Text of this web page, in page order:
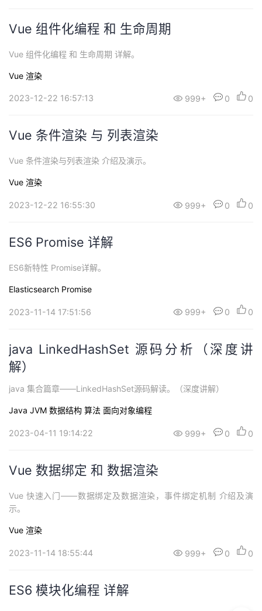
Vue 组件化编程 和 生命周期
Vue 组件化编程 和 生命周期 详解。
Vue 渲染
2023-12-22 16:57:13 999+ 0 0
Vue 条件渲染 与 列表渲染
Vue 条件渲染与列表渲染 介绍及演示。
Vue 渲染
2023-12-22 16:55:30 999+ 0 0
ES6 Promise 详解
ES6新特性 Promise详解。
Elasticsearch Promise
2023-11-14 17:51:56 999+ 0 0
java LinkedHashSet 源码分析（深度讲
解）
java 集合篇章——LinkedHashSet源码解读。（深度讲解）
Java JVM 数据结构 算法 面向对象编程
2023-04-11 19:14:22 999+ 0 0
Vue 数据绑定 和 数据渲染
Vue 快速入门——数据绑定及数据渲染，事件绑定机制 介绍及演
示。
Vue 渲染
2023-11-14 18:55:44 999+ 0 0
ES6 模块化编程 详解